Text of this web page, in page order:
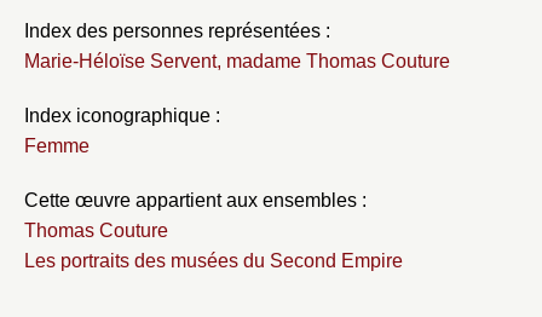
Index des personnes représentées :
Marie-Héloïse Servent, madame Thomas Couture
Index iconographique :
Femme
Cette œuvre appartient aux ensembles :
Thomas Couture
Les portraits des musées du Second Empire